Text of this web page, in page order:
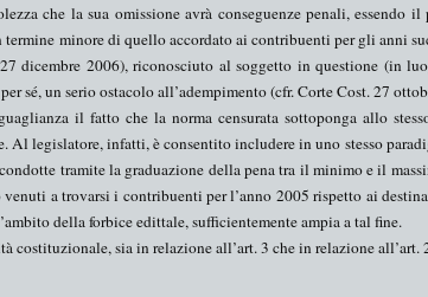
che la sua omissione avrà conseguenze penali,
minore di quello accordato ai contribuenti per gli anni
dicembre 2006), riconosciuto al soggetto in questione (in
sé, un serio ostacolo all’adempimento (cfr. Corte Cost. 27
il fatto che la norma censurata sottoponga allo
Al legislatore, infatti, è consentito includere in uno stesso
tramite la graduazione della pena tra il minimo e il
a trovarsi i contribuenti per l’anno 2005 rispetto ai
della forbice edittale, sufficientemente ampia a tal fine.
sia in relazione all’art. 3 che in relazione all’art.